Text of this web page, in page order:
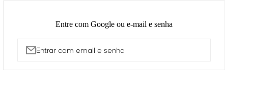
Entrar com email e senha